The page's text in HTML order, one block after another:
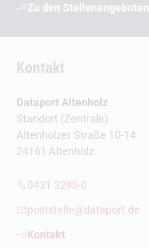
Zu den Stellenangeboten
Kontakt
Dataport Altenholz
Standort (Zentrale)
Altenholzer Straße 10-14
24161 Altenholz
0431 3295-0
poststelle@dataport.de
Kontakt